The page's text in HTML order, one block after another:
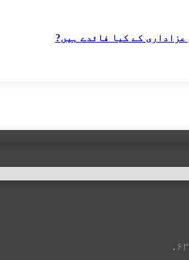
عزاداری کے کیا فائدے ہیں?